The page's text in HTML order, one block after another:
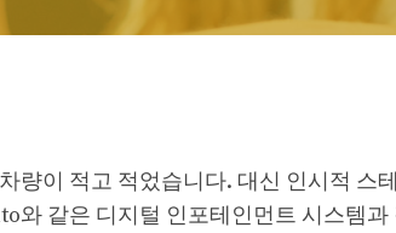
량이 적고 적었습니다. 대신 인시적 스
같은 디지털 인포테인먼트 시스템과